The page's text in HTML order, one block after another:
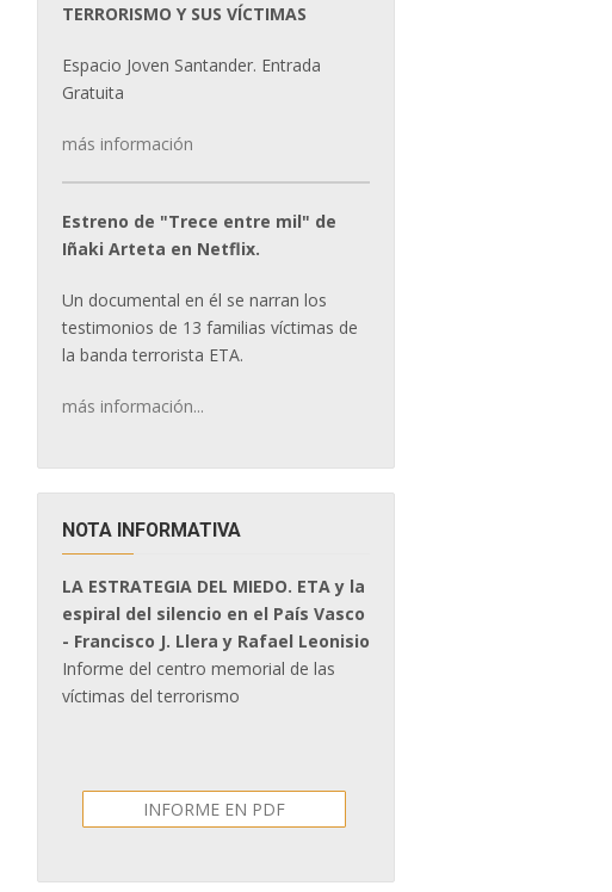
TERRORISMO Y SUS VÍCTIMAS
Espacio Joven Santander. Entrada
Gratuita
más información
Estreno de "Trece entre mil" de
Iñaki Arteta en Netflix.
Un documental en él se narran los
testimonios de 13 familias víctimas de
la banda terrorista ETA.
más información...
NOTA INFORMATIVA
LA ESTRATEGIA DEL MIEDO. ETA y la
espiral del silencio en el País Vasco
- Francisco J. Llera y Rafael Leonisio
Informe del centro memorial de las
víctimas del terrorismo
INFORME EN PDF